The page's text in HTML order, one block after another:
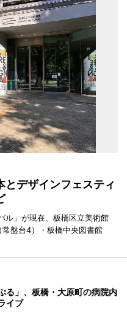
とデザインフェスティ
ル」が現在、板橋区立美術館
常盤台4）・板橋中央図書館
る」、板橋・大原町の病院内
イブ